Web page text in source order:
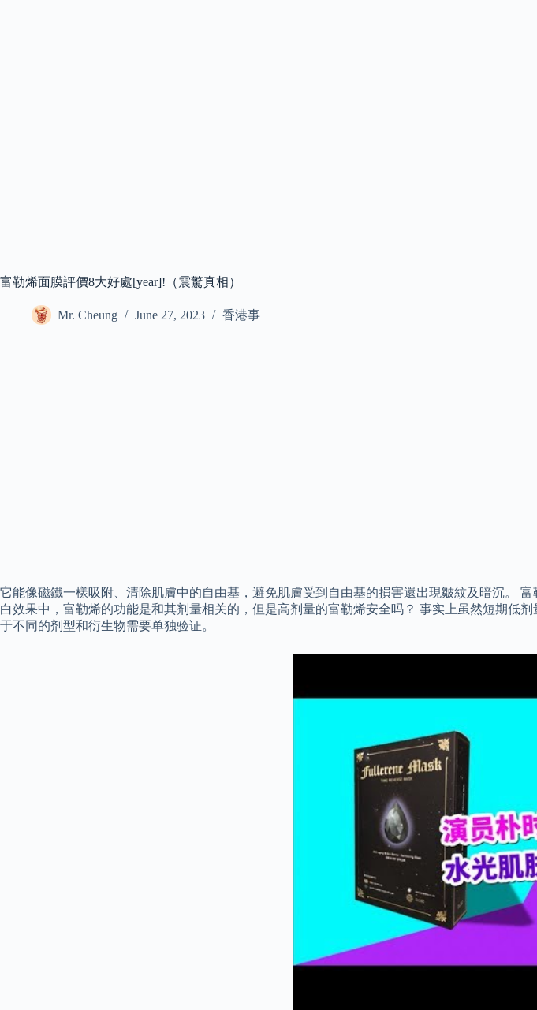
富勒烯面膜評價8大好處[year]!（震驚真相）
Mr. Cheung June 27, 2023 香港事
它能像磁鐵一樣吸附、清除肌膚中的自由基，避免肌膚受到自由基的損害還出現皺紋及暗沉。
白效果中，富勒烯的功能是和其剂量相关的，但是高剂量的富勒烯安全吗？ 事实上虽然短期低
于不同的剂型和衍生物需要单独验证。